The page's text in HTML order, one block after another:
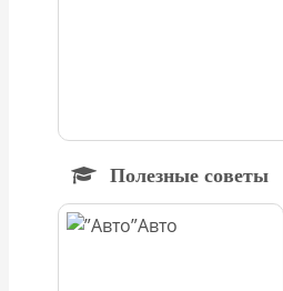
Полезные советы
Авто